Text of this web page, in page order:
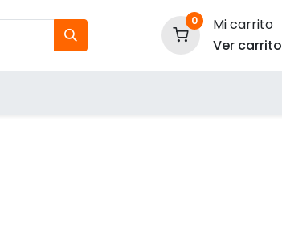
0
Mi carrito
Ver carrito